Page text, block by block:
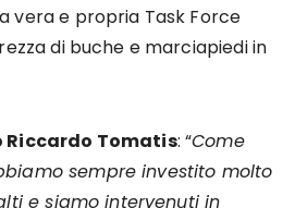
vera e propria Task Force
di buche e marciapiedi in
Tomatis: “Come
sempre investito molto
e siamo intervenuti in